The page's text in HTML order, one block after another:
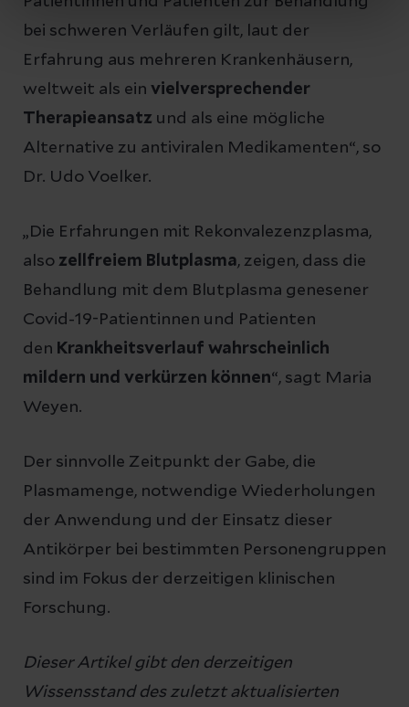
bei schweren Verläufen gilt, laut der
Erfahrung aus mehreren Krankenhäusern,
weltweit als ein vielversprechender
Therapieansatz und als eine mögliche
Alternative zu antiviralen Medikamenten“, so
Dr. Udo Voelker.
„Die Erfahrungen mit Rekonvalezenzplasma,
also zellfreiem Blutplasma, zeigen, dass die
Behandlung mit dem Blutplasma genesener
Covid-19-Patientinnen und Patienten
den Krankheitsverlauf wahrscheinlich
mildern und verkürzen können“, sagt Maria
Weyen.
Der sinnvolle Zeitpunkt der Gabe, die
Plasmamenge, notwendige Wiederholungen
der Anwendung und der Einsatz dieser
Antikörper bei bestimmten Personengruppen
sind im Fokus der derzeitigen klinischen
Forschung.
Dieser Artikel gibt den derzeitigen
Wissensstand des zuletzt aktualisierten